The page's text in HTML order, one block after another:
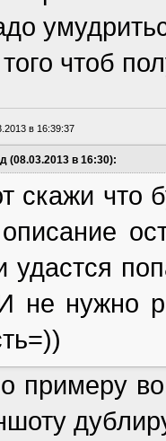
чтоб
в 16:39:37
(08.03.2013 в 16:30):
скажи что
удастся
не нужно
примеру